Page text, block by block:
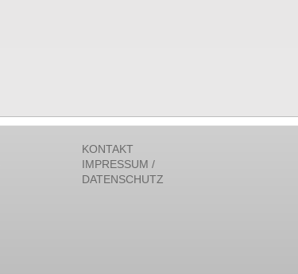
KONTAKT
IMPRESSUM /
DATENSCHUTZ